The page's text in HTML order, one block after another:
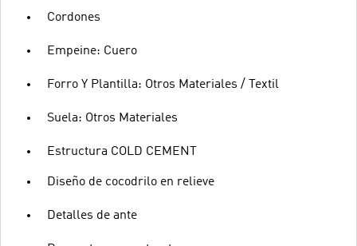
Cordones
Empeine: Cuero
Forro Y Plantilla: Otros Materiales / Textil
Suela: Otros Materiales
Estructura COLD CEMENT
Diseño de cocodrilo en relieve
Detalles de ante